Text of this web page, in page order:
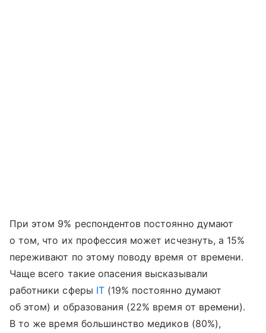
При этом 9% респондентов постоянно думают
о том, что их профессия может исчезнуть, а 15%
переживают по этому поводу время от времени.
Чаще всего такие опасения высказывали
работники сферы IT(19% постоянно думают
об этом) и образования (22% время от времени).
В то же время большинство медиков (80%),